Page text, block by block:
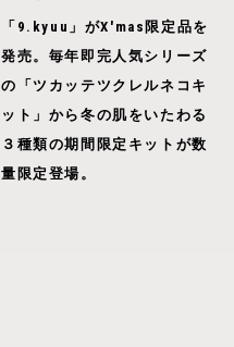
「9.kyuu」がX'mas限定品を
発売。毎年即完人気シリーズ
の「ツカッテツクレルネコキ
ット」から冬の肌をいたわる
３種類の期間限定キットが数
量限定登場。